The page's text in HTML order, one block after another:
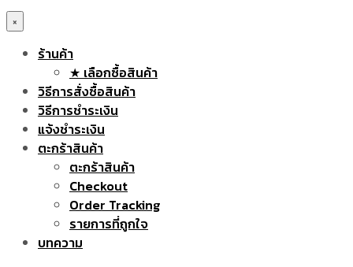
×
ร้านค้า
★ เลือกซื้อสินค้า
วิธีการสั่งซื้อสินค้า
วิธีการชำระเงิน
แจ้งชำระเงิน
ตะกร้าสินค้า
ตะกร้าสินค้า
Checkout
Order Tracking
รายการที่ถูกใจ
บทความ